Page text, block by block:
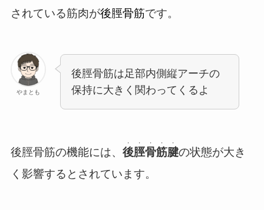
されている筋肉が後脛骨筋です。
やまとも
後脛骨筋は足部内側縦アーチの
保持に大きく関わってくるよ
後脛骨筋の機能には、 後脛骨筋腱
・・・・・
の状態が大き
く影響するとされています。